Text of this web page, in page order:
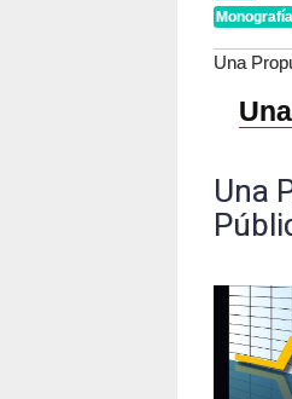
Una
Una